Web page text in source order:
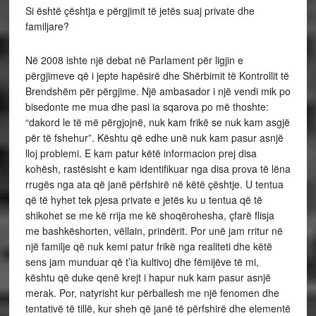
Si është çështja e përgjimit të jetës suaj private dhe
familjare?
Në 2008 ishte një debat në Parlament për ligjin e
përgjimeve që i jepte hapësirë dhe Shërbimit të Kontrollit të
Brendshëm për përgjime. Një ambasador i një vendi mik po
bisedonte me mua dhe pasi ia sqarova po më thoshte:
“dakord le të më përgjojnë, nuk kam frikë se nuk kam asgjë
për të fshehur”. Kështu që edhe unë nuk kam pasur asnjë
lloj problemi. E kam patur këtë informacion prej disa
kohësh, rastësisht e kam identifikuar nga disa prova të lëna
rrugës nga ata që janë përfshirë në këtë çështje. U tentua
që të hyhet tek pjesa private e jetës ku u tentua që të
shikohet se me kë rrija me kë shoqërohesha, çfarë flisja
me bashkëshorten, vëllain, prindërit. Por unë jam rritur në
një familje që nuk kemi patur frikë nga realiteti dhe këtë
sens jam munduar që t’ia kultivoj dhe fëmijëve të mi,
kështu që duke qenë krejt i hapur nuk kam pasur asnjë
merak. Por, natyrisht kur përballesh me një fenomen dhe
tentativë të tillë, kur sheh që janë të përfshirë dhe elementë